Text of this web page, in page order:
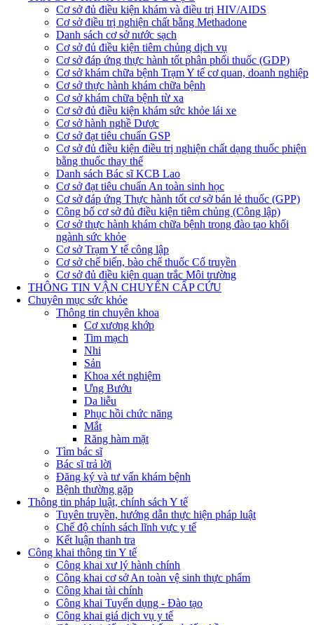
Cơ sở đủ điều kiện khám và điều trị HIV/AIDS
Cơ sở điều trị nghiện chất bằng Methadone
Danh sách cơ sở nước sạch
Cơ sở đủ điều kiện tiêm chủng dịch vụ
Cơ sở đáp ứng thực hành tốt phân phối thuốc (GDP)
Cơ sở khám chữa bệnh Trạm Y tế cơ quan, doanh nghiệp
Cơ sở thực hành khám chữa bệnh
Cơ sở khám chữa bệnh từ xa
Cơ sở đủ điều kiện khám sức khỏe lái xe
Cơ sở hành nghề Dược
Cơ sở đạt tiêu chuẩn GSP
Cơ sở đủ điều kiện điều trị nghiện chất dạng thuốc phiện
bằng thuốc thay thế
Danh sách Bác sĩ KCB Lao
Cơ sở đạt tiêu chuẩn An toàn sinh học
Cơ sở đáp ứng Thực hành tốt cơ sở bán lẻ thuốc (GPP)
Công bố cơ sở đủ điều kiện tiêm chủng (Công lập)
Cơ sở thực hành khám chữa bệnh trong đào tạo khối
ngành sức khỏe
Cơ sở Trạm Y tế công lập
Cơ sở chế biến, bào chế thuốc Cổ truyền
Cơ sở đủ điều kiện quan trắc Môi trường
THÔNG TIN VẬN CHUYỂN CẤP CỨU
Chuyên mục sức khỏe
Thông tin chuyên khoa
Cơ xương khớp
Tim mạch
Nhi
Sản
Khoa xét nghiệm
Ưng Bướu
Da liễu
Phục hồi chức năng
Mắt
Răng hàm mặt
Tìm bác sĩ
Bác sĩ trả lời
Đăng ký và tư vấn khám bệnh
Bệnh thường gặp
Thông tin pháp luật, chính sách Y tế
Tuyên truyền, hướng dẫn thực hiện pháp luật
Chế độ chính sách lĩnh vực y tế
Kết luận thanh tra
Công khai thông tin Y tế
Công khai xư lý hành chính
Công khai cơ sở An toàn vệ sinh thực phẩm
Công khai tài chính
Công khai Tuyển dụng - Đào tạo
Công khai giá dịch vụ y tế